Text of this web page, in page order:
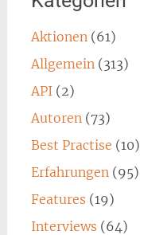
Aktionen (61)
Allgemein (313)
API(2)
Autoren (73)
Best Practise (10)
Erfahrungen (95)
Features (19)
Interviews (64)